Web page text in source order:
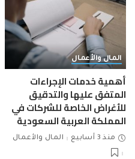
المال والأعمال
أهمية خدمات الإجراءات
المتفق عليها والتدقيق
للأغراض الخاصة للشركات في
المملكة العربية السعودية
منذ 3 أسابيع المال والأعمال